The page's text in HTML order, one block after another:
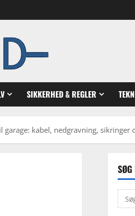
SIKKERHED & REGLER
kabel, nedgravning, sikringer
SØG
Søg